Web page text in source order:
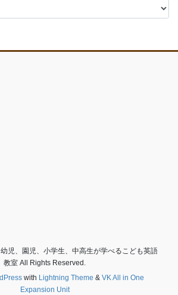
児、園児、小学生、中高生が学べるこども英語
教室 All Rights Reserved.
with Lightning Theme & VK All in One
Expansion Unit